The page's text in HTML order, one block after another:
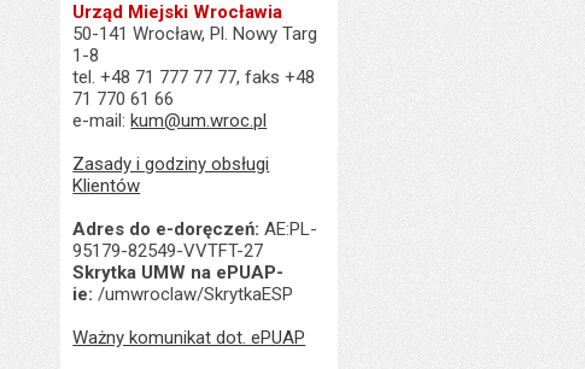
Urząd Miejski Wrocławia
50-141 Wrocław, Pl. Nowy Targ
1-8
tel. +48 71 777 77 77, faks +48
71 770 61 66
e-mail:kum@um.wroc.pl
Zasady i godziny obsługi
Klientów
Adres do e-doręczeń: AE:PL-
95179-82549-VVTFT-27
Skrytka UMW na ePUAP-
ie: /umwroclaw/SkrytkaESP
Ważny komunikat dot. ePUAP